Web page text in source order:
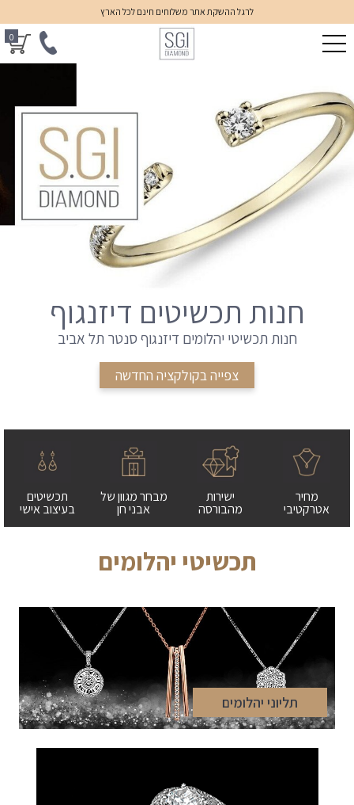
לרגל ההשקת אתר משלוחים חינם לכל הארץ
0
חנות תכשיטים דיזנגוף
חנות תכשיטי יהלומים דיזנגוף סנטר תל אביב
צפייה בקולקציה החדשה
מחיר
אטרקטיבי
ישירות
מהבורסה
מבחר מגוון של
אבני חן
תכשיטים
בעיצוב אישי
תכשיטי יהלומים
תליוני יהלומים